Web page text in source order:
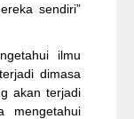
sendiri”
ilmu
dimasa
akan terjadi
mengetahui